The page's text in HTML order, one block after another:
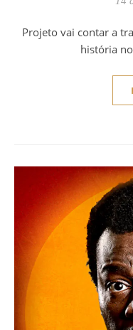
Projeto vai contar a trajetória da atleta brasileira que fez
história